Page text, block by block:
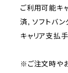
ご利用可能キ
済, ソフトバン
キャリア支払
※ご注文時や